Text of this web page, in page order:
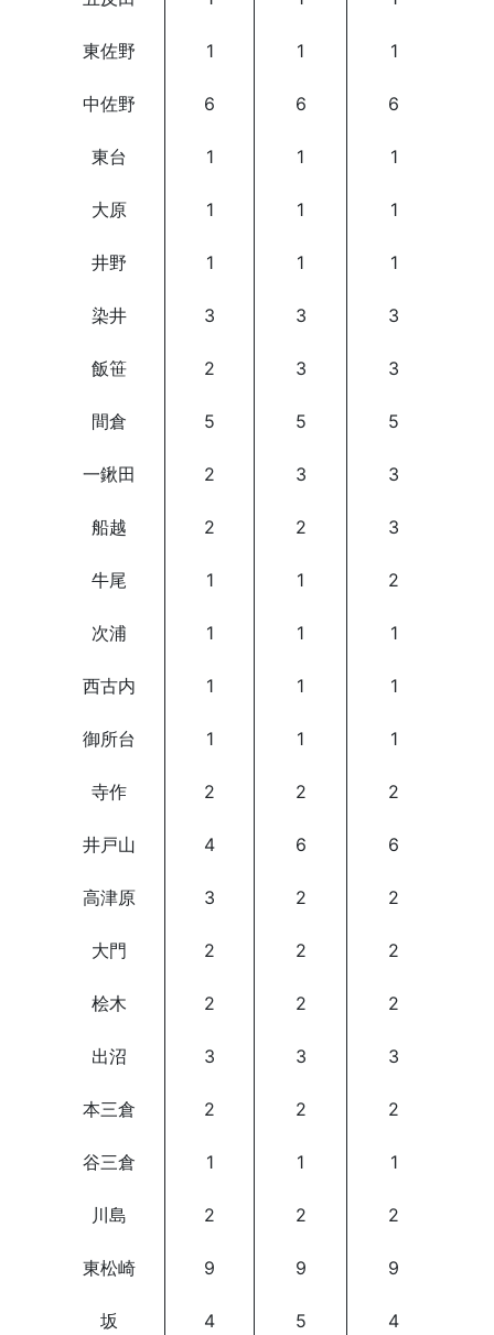
東佐野 1 1 1
中佐野 6 6 6
東台 1 1 1
大原 1 1 1
井野 1 1 1
染井 3 3 3
飯笹 2 3 3
間倉 5 5 5
一鍬田 2 3 3
船越 2 2 3
牛尾 1 1 2
次浦 1 1 1
西古内 1 1 1
御所台 1 1 1
寺作 2 2 2
井戸山 4 6 6
高津原 3 2 2
大門 2 2 2
桧木 2 2 2
出沼 3 3 3
本三倉 2 2 2
谷三倉 1 1 1
川島 2 2 2
東松崎 9 9 9
坂 4 5 4